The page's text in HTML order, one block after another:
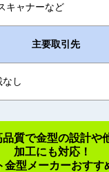
キャナーなど
主要取引先
し
質で金型の設計や
加工にも対応！
金型メーカーおすす